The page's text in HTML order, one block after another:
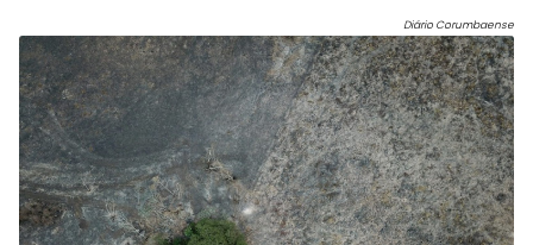
Diário Corumbaense